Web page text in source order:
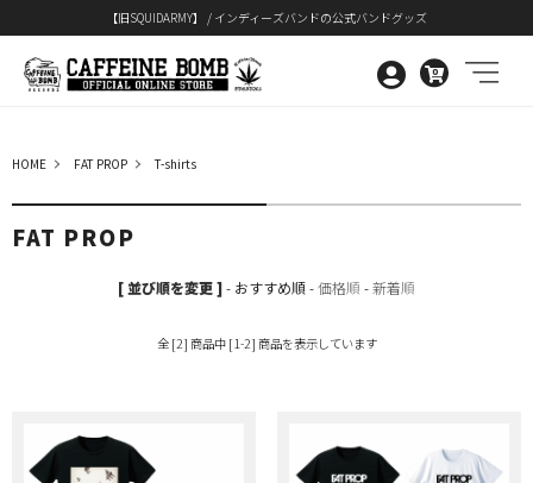
【旧SQUIDARMY】 / インディーズバンドの公式バンドグッズ
0
HOME FAT PROP T-shirts
FAT PROP
[ 並び順を変更 ]- おすすめ順-価格順 -新着順
全 [2] 商品中 [1-2] 商品を表示しています